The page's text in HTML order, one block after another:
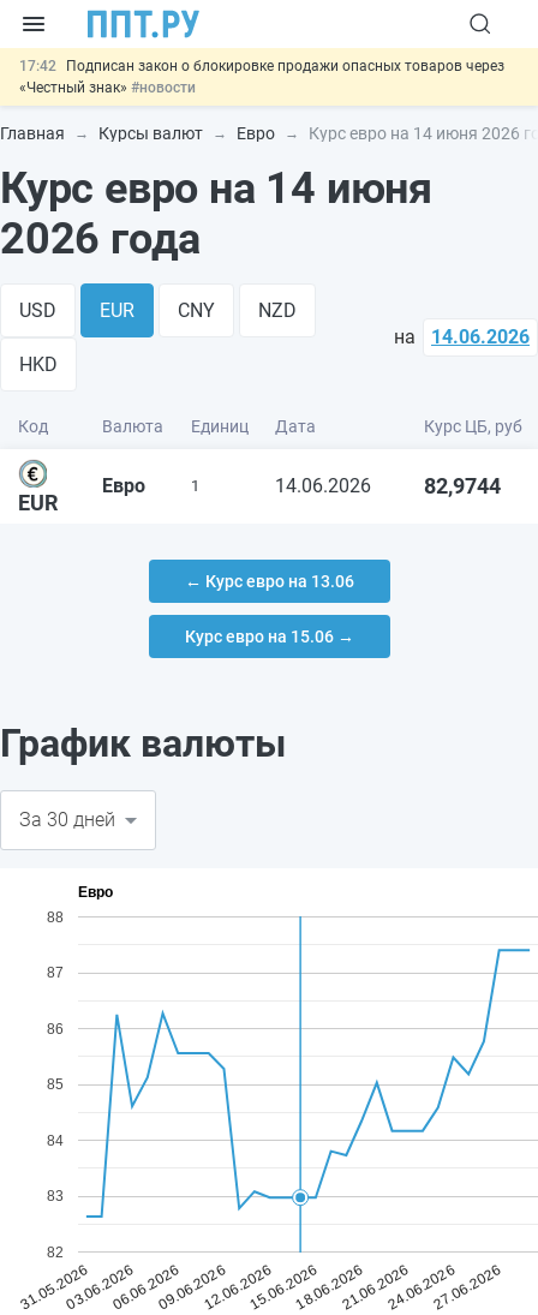
17:42
Подписан закон о блокировке продажи опасных товаров через
«Честный знак» #новости
17:17 Дистанционную работу беременных пропишут в ТК РФ#новости
отменить
15:25
Изменят правила контроля за подрядчиками ИЖС с эскроу-
11:31
Важно
Разработают единые критерии трудовых и ГПХ-
#новости
Главная Курсы валют Евро Курс евро на 14 июня 2026
Курс евро на 14 июня
2026 года
USD EUR CNY NZD
HKD
на 14.06.2026
Код Валюта Единиц Дата Курс ЦБ, руб
EUR
Евро 1 14.06.2026 82,9744
← Курс евро на 13.06
Курс евро на 15.06 →
График валюты
Евро
31.05.202603.06.202606.06.202609.06.202612.06.202615.06.202618.06.202621.06.202624.06.202627.06.2026
82
83
84
85
86
87
88